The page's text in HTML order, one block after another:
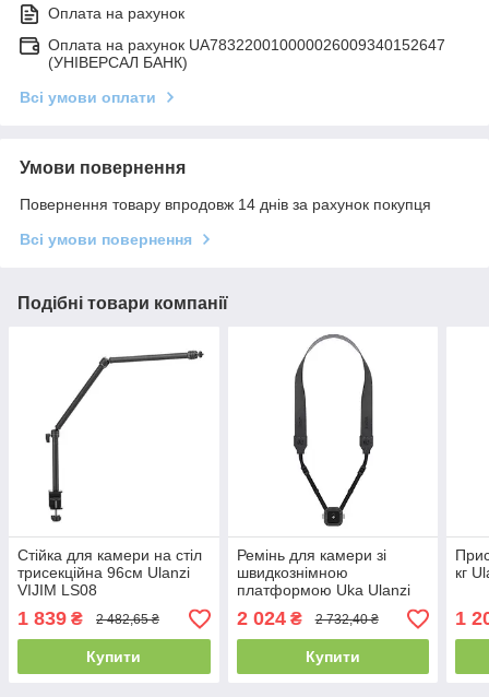
Оплата на рахунок
Оплата на рахунок UA783220010000026009340152647
(УНІВЕРСАЛ БАНК)
Всі умови оплати
Умови повернення
Повернення товару впродовж 14 днів за рахунок покупця
Всі умови повернення
Подібні товари компанії
Стійка для камери на стіл
трисекційна 96см Ulanzi
VIJIM LS08
1 839 ₴ 2 482,65 ₴
Купити
Ремінь для камери зі
швидкознімною
платформою Uka Ulanzi
UKA06
2 024₴ 2 732,40 ₴
Купити
кг
1